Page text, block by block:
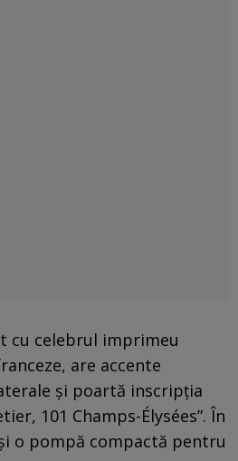
cu celebrul imprimeu
are accente
și poartă inscripția
101 Champs-Élysées”. În
o pompă compactă pentru